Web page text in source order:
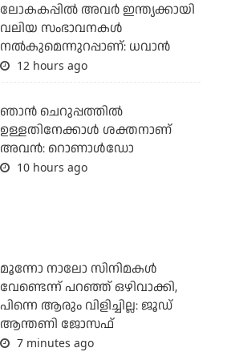
ലോകകപ്പിൽ അവര്‍ ഇന്ത്യക്കായി
വലിയ സംഭാവനകള്‍
നല്‍കുമെന്നുറപ്പാണ്: ധവാന്‍
12 hours ago
ഞാന്‍ ചെറുപ്പത്തില്‍
ഉള്ളതിനേക്കാള്‍ ശക്തനാണ്
അവന്‍: റൊണാള്‍ഡോ
10 hours ago
മൂന്നോ നാലോ സിനിമകൾ
വേണ്ടെന്ന് പറഞ്ഞ് ഒഴിവാക്കി,
പിന്നെ ആരും വിളിച്ചില്ല: ജൂഡ്
ആന്തണി ജോസഫ്
7 minutes ago